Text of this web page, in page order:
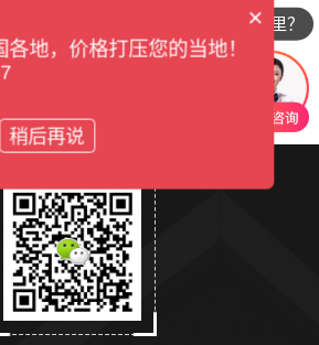
施工
你们公司在哪里？
×
各地，价格打压您的当地！
稍后再说